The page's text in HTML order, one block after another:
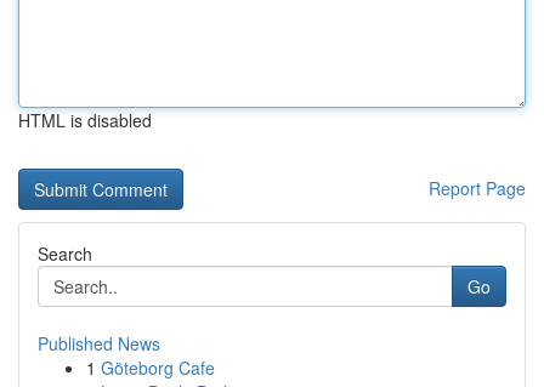
HTML is disabled
Report Page
Search
Go
Published News
1 Göteborg Cafe